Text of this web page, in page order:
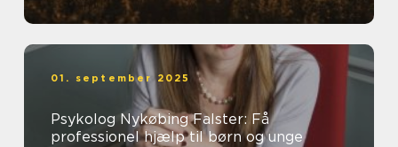
01. september 2025
Psykolog Nykøbing Falster: Få
professionel hjælp til børn og unge